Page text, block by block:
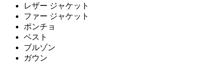
レザー ジャケット
ファー ジャケット
ポンチョ
ベスト
ブルゾン
ガウン